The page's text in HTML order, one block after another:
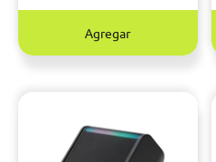
Agregar